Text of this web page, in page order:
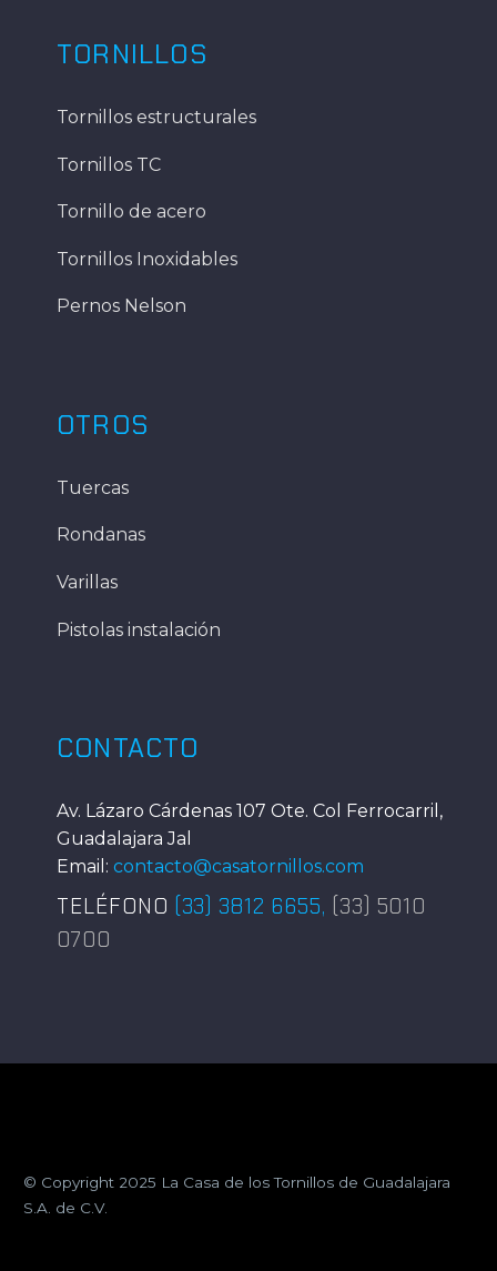
TORNILLOS
Tornillos estructurales
Tornillos TC
Tornillo de acero
Tornillos Inoxidables
Pernos Nelson
OTROS
Tuercas
Rondanas
Varillas
Pistolas instalación
CONTACTO
Av. Lázaro Cárdenas 107 Ote. Col Ferrocarril,
Guadalajara Jal
Email: contacto@casatornillos.com
TELÉFONO (33) 3812 6655, (33) 5010
0700
© Copyright 2025 La Casa de los Tornillos de Guadalajara
S.A. de C.V.